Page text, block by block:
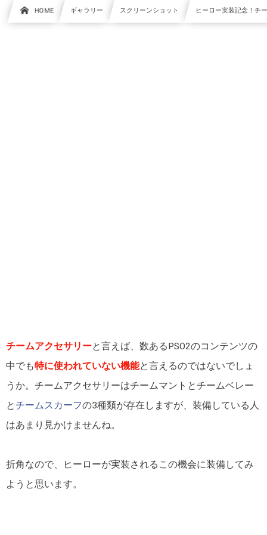
HOME ギャラリー スクリーンショット ヒーロー実装記念！チ
チームアクセサリーと言えば、数あるPSO2のコンテンツの
中でも特に使われていない機能と言えるのではないでしょ
うか。チームアクセサリーはチームマントとチームベレー
とチームスカーフの3種類が存在しますが、装備している人
はあまり見かけませんね。
折角なので、ヒーローが実装されるこの機会に装備してみ
ようと思います。